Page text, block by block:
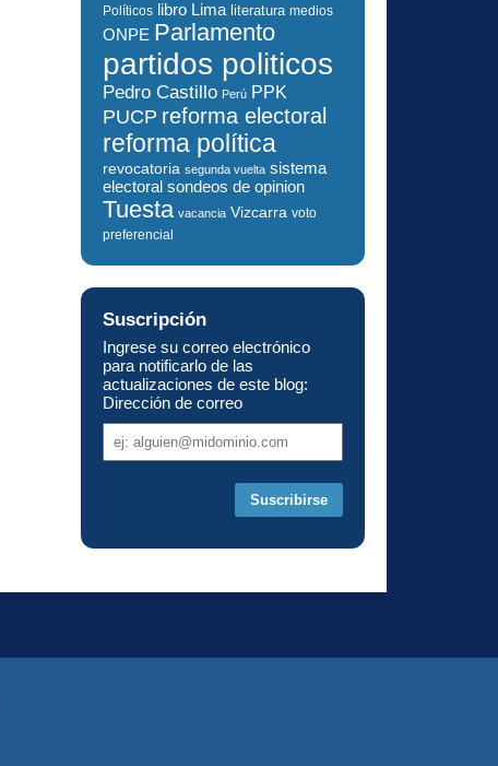
Políticos libro Lima literatura medios
ONPE Parlamento
partidos politicos
Pedro Castillo Perú PPK
PUCP reforma electoral
reforma política
revocatoria segunda vuelta sistema
electoral sondeos de opinion
Tuesta vacancia Vizcarra voto
preferencial
Suscripción
Ingrese su correo electrónico
para notificarlo de las
actualizaciones de este blog:
Dirección de correo
de